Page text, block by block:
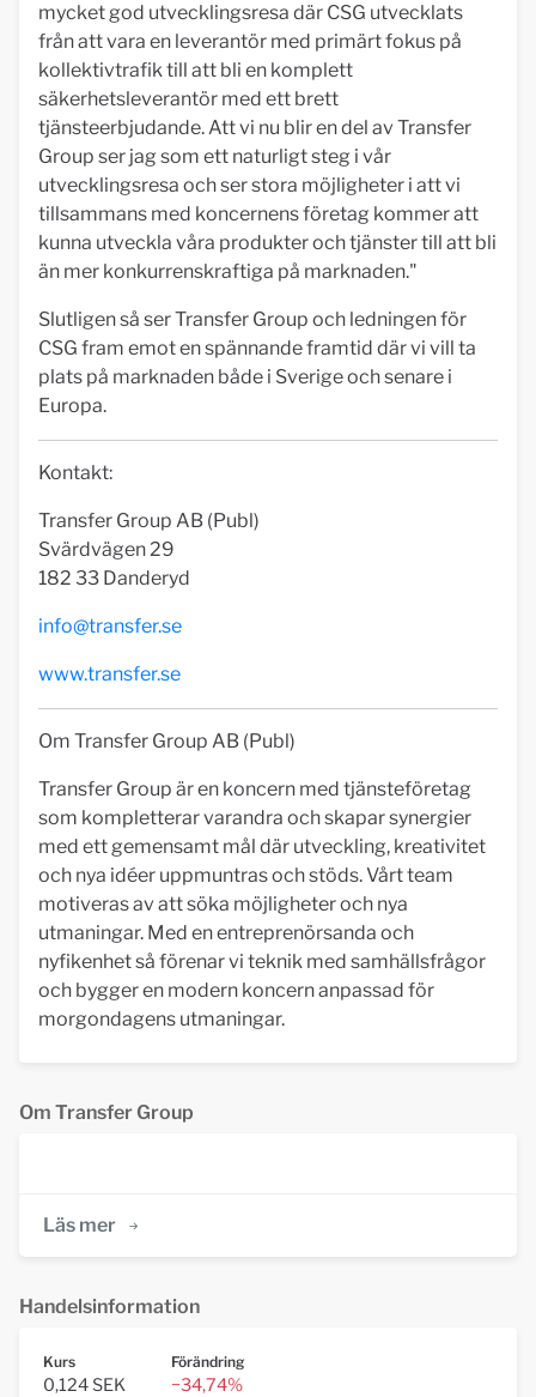
mycket god utvecklingsresa där CSG utvecklats
från att vara en leverantör med primärt fokus på
kollektivtrafik till att bli en komplett
säkerhetsleverantör med ett brett
tjänsteerbjudande. Att vi nu blir en del av Transfer
Group ser jag som ett naturligt steg i vår
utvecklingsresa och ser stora möjligheter i att vi
tillsammans med koncernens företag kommer att
kunna utveckla våra produkter och tjänster till att bli
än mer konkurrenskraftiga på marknaden."
Slutligen så ser Transfer Group och ledningen för
CSG fram emot en spännande framtid där vi vill ta
plats på marknaden både i Sverige och senare i
Europa.
Kontakt:
Transfer Group AB (Publ)
Svärdvägen 29
182 33 Danderyd
info@transfer.se
www.transfer.se
Om Transfer Group AB (Publ)
Transfer Group är en koncern med tjänsteföretag
som kompletterar varandra och skapar synergier
med ett gemensamt mål där utveckling, kreativitet
och nya idéer uppmuntras och stöds. Vårt team
motiveras av att söka möjligheter och nya
utmaningar. Med en entreprenörsanda och
nyfikenhet så förenar vi teknik med samhällsfrågor
och bygger en modern koncern anpassad för
morgondagens utmaningar.
Om Transfer Group
Läs mer
Handelsinformation
Kurs
0,124 SEK
Förändring
−34,74%